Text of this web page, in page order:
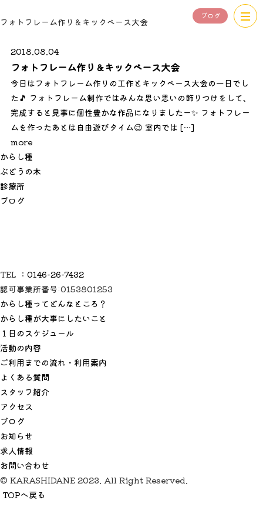
ブログ
フォトフレーム作り＆キックベース大会
2018.08.04
フォトフレーム作り＆キックベース大会
今日はフォトフレーム作りの工作とキックベース大会の一日でし
た🎵 フォトフレーム制作ではみんな思い思いの飾りつけをして、
完成すると見事に個性豊かな作品になりましたー✨ フォトフレー
ムを作ったあとは自由遊びタイム😉 室内では […]
more
から し種
ぶ ど う の木
診療所
ブロ グ
TEL ： 0146-26-7432
認可事業所番号:0153801253
からし種ってどんなところ？
からし種が大事にしたいこと
１日のスケジュール
活動の内容
ご利用までの流れ・利用案内
よくある質問
スタッフ紹介
アクセス
ブログ
お知らせ
求人情報
お問い合わせ
© KARASHIDANE 2023. All Right Reserved.
TOPへ戻る